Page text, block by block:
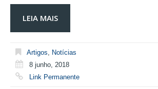
LEIA MAIS
Artigos, Notícias
8 junho, 2018
Link Permanente